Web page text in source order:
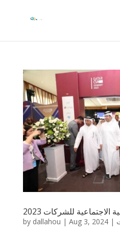
للشركات 2023
by dallahou | Aug 3, 2024|